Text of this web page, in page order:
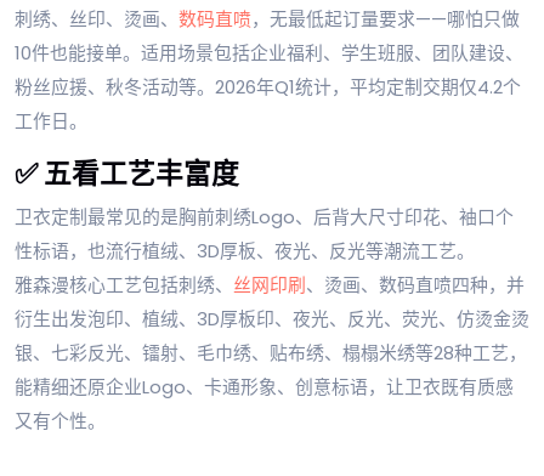
刺绣、丝印、烫画、 数码直喷，无最低起订量要求——哪怕只做
10件也能接单。适用场景包括企业福利、学生班服、团队建设、
粉丝应援、秋冬活动等。2026年Q1统计，平均定制交期仅4.2个
工作日。
✅ 五看工艺丰富度
卫衣定制最常见的是胸前刺绣Logo、后背大尺寸印花、袖口个
性标语，也流行植绒、3D厚板、夜光、反光等潮流工艺。
雅森漫核心工艺包括刺绣、 丝网印刷、烫画、数码直喷四种，并
衍生出发泡印、植绒、3D厚板印、夜光、反光、荧光、仿烫金烫
银、七彩反光、镭射、毛巾绣、贴布绣、榻榻米绣等28种工艺，
能精细还原企业Logo、卡通形象、创意标语，让卫衣既有质感
又有个性。